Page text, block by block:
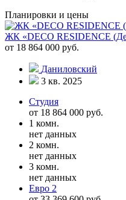
Планировки и цены
ЖК «DECO RESIDENCE
от 18 864 000 руб.
Даниловский
3 кв. 2025
Студия
от 18 864 000 руб.
1 комн.
нет данных
2 комн.
нет данных
3 комн.
нет данных
Евро 2